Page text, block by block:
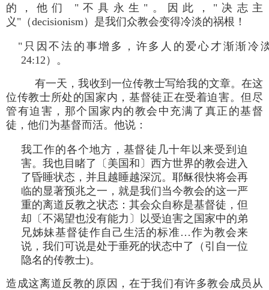
的，他们 "不具永生"。因此，"决志主
义"（decisionism）是我们众教会变得冷淡的祸根！
"只因不法的事增多，许多人的爱心才渐渐冷
24:12）。
有一天，我收到一位传教士写给我的文章。在这
位传教士所处的国家内，基督徒正在受着迫害。但尽
管有迫害，那个国家内的教会中充满了真正的基督
徒，他们为基督而活。他说：
我工作的各个地方，基督徒几十年以来受到迫
害。我也目睹了〔美国和〕西方世界的教会进入
了昏睡状态，并且越睡越深沉。耶稣很快将会再
临的显著预兆之一，就是我们当今教会的这一严
重的离道反教之状态：其会众自称是基督徒，但
却〔不渴望也没有能力〕以受迫害之国家中的弟
兄姊妹基督徒作自己生活的标准…作为教会来
说，我们可说是处于垂死的状态中了（引自一位
隐名的传教士)。
造成这离道反教的原因，在于我们有许多教会成员从